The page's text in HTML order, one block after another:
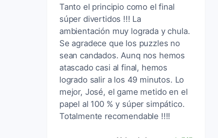
Tanto el principio como el final
súper divertidos !!! La
ambientación muy lograda y chula.
Se agradece que los puzzles no
sean candados. Aunq nos hemos
atascado casi al final, hemos
logrado salir a los 49 minutos. Lo
mejor, José, el game metido en el
papel al 100 % y súper simpático.
Totalmente recomendable !!!!